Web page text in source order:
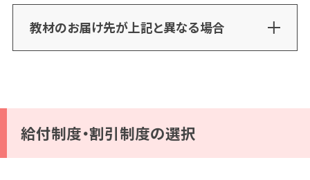
教材のお届け先が上記と異なる場合
給付制度・割引制度の選択